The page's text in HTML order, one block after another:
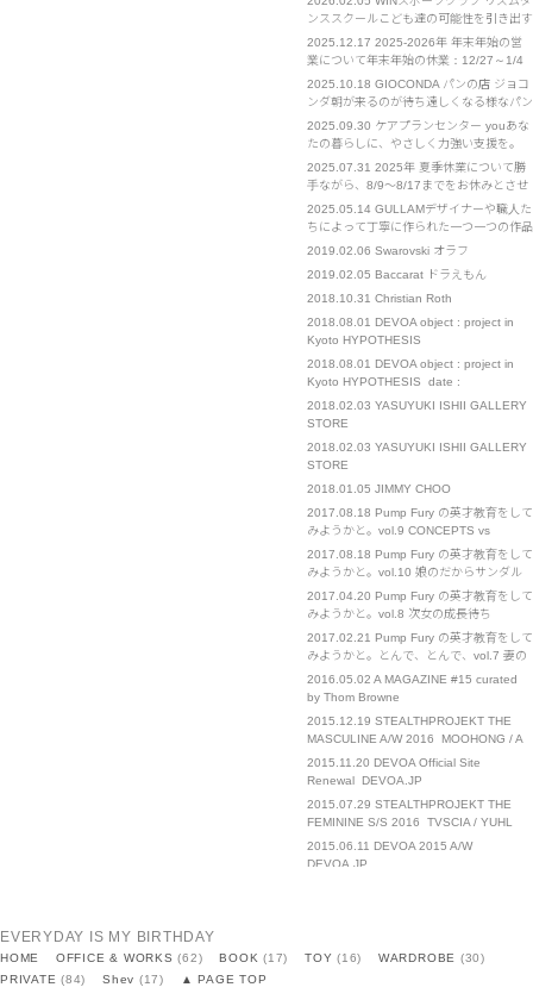
の感謝を忘れず、日々精進してまいりま
す。
ンススクールこども達の可能性を引き出す
お手伝い ウインスポーツクラブ・リズム
ダンススクールは2002年設立の実績ある
ーツを通してこどもたちが持っている能力
を最大限引き出し、自信と共に諦めない心
を･･･
2025.12.17 2025-2026年 年末年始の営
業について年末年始の休業：12/27～1/4
までをお休みとさせていただきます。 ご
不便をおかけいたします。 イベント部門
は、担当の携帯電話へのご連絡をお願いい
たします。
2025.10.18 GIOCONDA パンの店 ジョコ
ンダ朝が来るのが待ち遠しくなる様なパン
を作りたくて始めたお店です
2025.09.30 ケアプランセンター youあな
たの暮らしに、やさしく力強い支援を。
「you」とは、あなたの"ユウ" それは、そ
っと寄り添う友人のような「友」 確かな
ときにも支えになる、勇気の「勇」 人と
人、心と心をつなぐ、･･･
2025.07.31 2025年 夏季休業について勝
手ながら、8/9～8/17までをお休みとさせ
ていただきます。 また、8/21～23も出張
のため、対応までにお時間をいただく可能
ますが、お許しください。
2025.05.14 GULLAMデザイナーや職人た
ちによって丁寧に作られた一つ一つの作品
を我々は心を込めてお客様に届けたい。
crafted works, Created b･･･
2019.02.06 Swarovski オラフ
2019.02.05 Baccarat ドラえもん
2018.10.31 Christian Roth
2018.08.01 DEVOA object : project in
Kyoto HYPOTHESIS
2018.08.01 DEVOA object : project in
Kyoto HYPOTHESIS date :
1(wed)-26(sun) August. place : 271-1
Takoyakushi-cho Muromachi-
2018.02.03 YASUYUKI ISHII GALLERY
STORE
2018.02.03 YASUYUKI ISHII GALLERY
STORE
2018.01.05 JIMMY CHOO
2017.08.18 Pump Fury の英才教育をして
みようかと。vol.9 CONCEPTS vs
CHANEL
2017.08.18 Pump Fury の英才教育をして
みようかと。vol.10 娘のだからサンダル
に手を出す。
2017.04.20 Pump Fury の英才教育をして
みようかと。vol.8 次女の成長待ち
2017.02.21 Pump Fury の英才教育をして
みようかと。とんで、とんで、vol.7 妻の
催促
2016.05.02 A MAGAZINE #15 curated
by Thom Browne
2015.12.19 STEALTHPROJEKT THE
MASCULINE A/W 2016 MOOHONG / A
NEW CROSS / III-0-III / TACET
2015.11.20 DEVOA Official Site
Renewal DEVOA.JP
2015.07.29 STEALTHPROJEKT THE
FEMININE S/S 2016 TVSCIA / YUHL
JUNG / MOOHONG / SID NEIGUM / III-0-
III
2015.06.11 DEVOA 2015 A/W
DEVOA.JP
VLADES / A NEW CROSS / MOOHONG /
EVERYDAY IS MY BIRTHDAY
HOME OFFICE & WORKS (62) BOOK (17) TOY (16) WARDROBE (30)
PRIVATE (84) Shev (17) ▲ PAGE TOP